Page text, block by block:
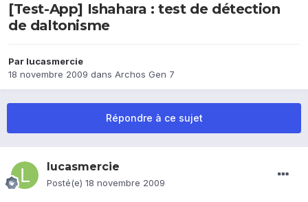
[Test-App] Ishahara : test de détection
de daltonisme
Par lucasmercie
18 novembre 2009 dans Archos Gen 7
Répondre à ce sujet
lucasmercie
Posté(e) 18 novembre 2009